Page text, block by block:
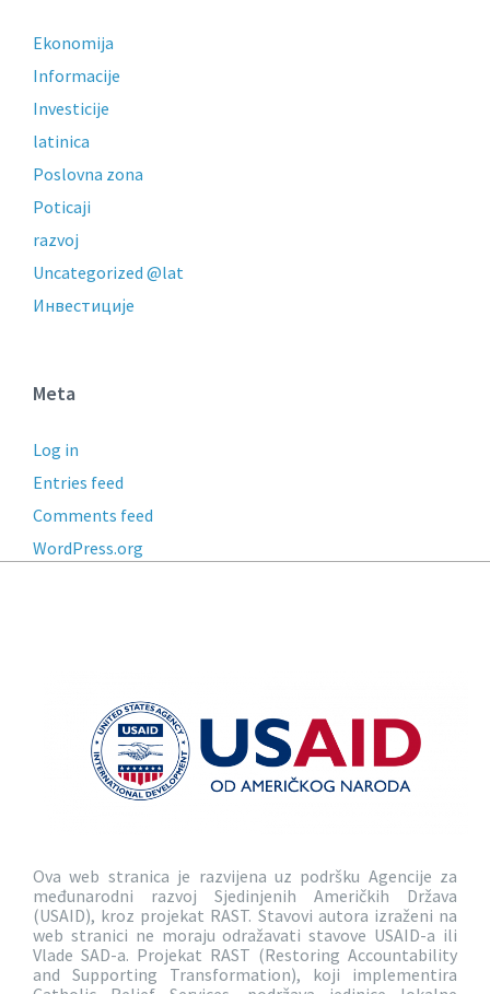
Ekonomija
Informacije
Investicije
latinica
Poslovna zona
Poticaji
razvoj
Uncategorized @lat
Инвестиције
Meta
Log in
Entries feed
Comments feed
WordPress.org
Ova web stranica je razvijena uz podršku Agencije za
međunarodni razvoj Sjedinjenih Američkih Država
(USAID), kroz projekat RAST. Stavovi autora izraženi na
web stranici ne moraju odražavati stavove USAID-a ili
Vlade SAD-a. Projekat RAST (Restoring Accountability
and Supporting Transformation), koji implementira